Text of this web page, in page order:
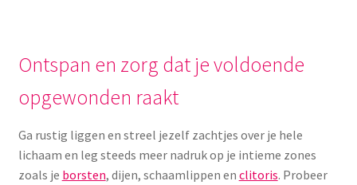
Ontspan en zorg dat je voldoende
opgewonden raakt
Ga rustig liggen en streel jezelf zachtjes over je hele
lichaam en leg steeds meer nadruk op je intieme zones
zoals je borsten, dijen, schaamlippen en clitoris. Probeer